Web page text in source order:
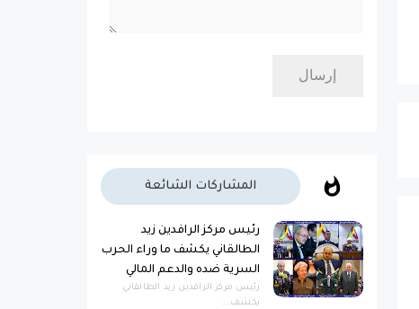
المشاركات الشائعة
رئيس مركز الرافدين زيد
الطالقاني يكشف ما وراء الحرب
السرية ضده والدعم المالي
رئيس مركز الرافدين زيد الطالقاني
يكشف...